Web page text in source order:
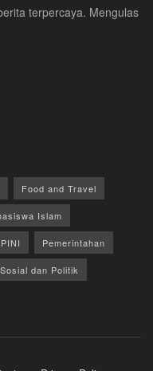
terpercaya. Mengulas
Food and Travel
Islam
Pemerintahan
Sosial dan Politik